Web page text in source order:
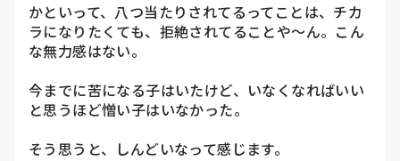
かといって、八つ当たりされてるってことは、チカ
ラになりたくても、拒絶されてることや〜ん。こん
な無力感はない。
今までに苦になる子はいたけど、いなくなればいい
と思うほど憎い子はいなかった。
そう思うと、しんどいなって感じます。